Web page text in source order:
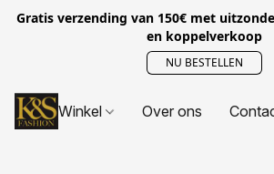
Gratis verzending van 150€ met
en koppelverkoop
NU BESTELLEN
Winkel Over ons